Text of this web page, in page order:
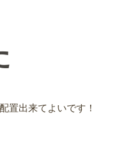
置出来てよいです！